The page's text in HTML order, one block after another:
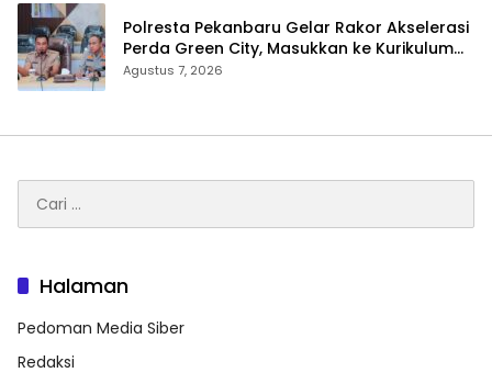
Polresta Pekanbaru Gelar Rakor Akselerasi
Perda Green City, Masukkan ke Kurikulum
Sekolah
Agustus 7, 2026
untuk:
Halaman
Pedoman Media Siber
Redaksi